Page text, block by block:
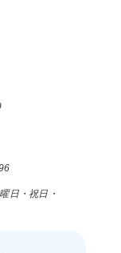
日・祝日・